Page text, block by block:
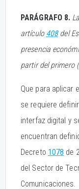
PARÁGRAFO 8.
artículo 408del
presencia
partir del primero
Que para aplicar
se requiere
interfaz digital y
encuentran
Decreto 1078 de
del Sector de
Comunicaciones.